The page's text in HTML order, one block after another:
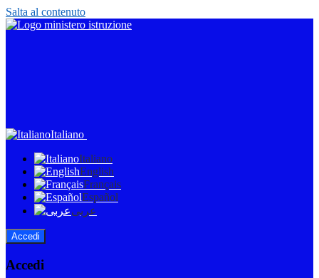
Salta al contenuto
Italiano
Italiano
English
Français
Español
عربى
Accedi
Accedi